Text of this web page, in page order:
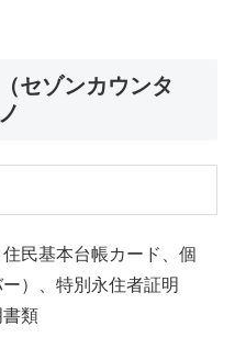
セゾンカウンタ
民基本台帳カード、個
）、特別永住者証明
類